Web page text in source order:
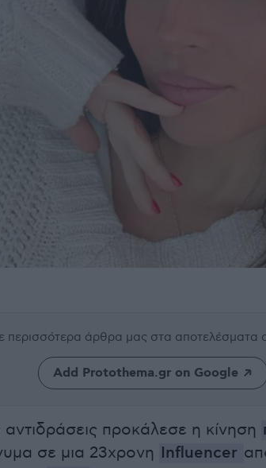
περισσότερα άρθρα μας στα αποτελέσματα
Add Protothema.gr on Google
αντιδράσεις προκάλεσε η κίνηση
σε μια 23χρονη Influencer